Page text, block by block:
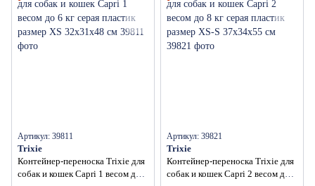
Артикул: 39811
Trixie
Контейнер-переноска Trixie для
собак и кошек Capri 1 весом до 6
Артикул: 39821
Trixie
Контейнер-переноска Trixie для
собак и кошек Capri 2 весом до 8